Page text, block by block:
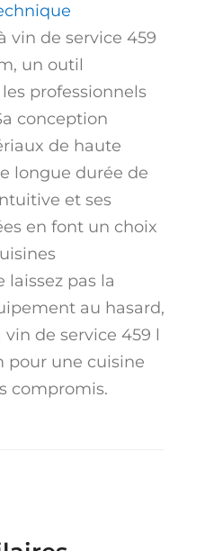
vin de service 459
un outil
professionnels
conception
de haute
longue durée de
et ses
en font un choix
laissez pas la
au hasard,
vin de service 459 l
pour une cuisine
compromis.